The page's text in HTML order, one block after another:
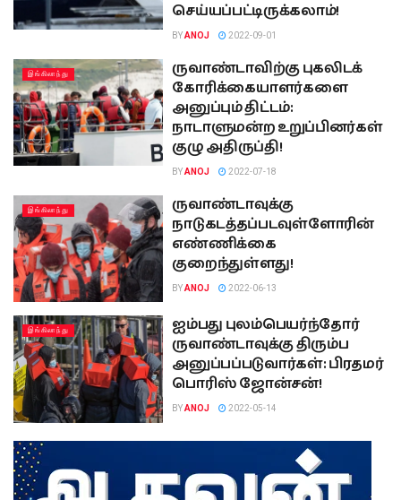
செய்யப்பட்டிருக்கலாம்!
BYANOJ 2022-09-01
இங்கிலாந்து
ருவாண்டாவிற்கு புகலிடக்
கோரிக்கையாளர்களை
அனுப்பும் திட்டம்:
நாடாளுமன்ற உறுப்பினர்கள்
குழு அதிருப்தி!
BYANOJ 2022-07-18
இங்கிலாந்து
ருவாண்டாவுக்கு
நாடுகடத்தப்படவுள்ளோரின்
எண்ணிக்கை
குறைந்துள்ளது!
BYANOJ 2022-06-13
இங்கிலாந்து
ஐம்பது புலம்பெயர்ந்தோர்
ருவாண்டாவுக்கு திரும்ப
அனுப்பப்படுவார்கள்: பிரதமர்
பொரிஸ் ஜோன்சன்!
BYANOJ 2022-05-14